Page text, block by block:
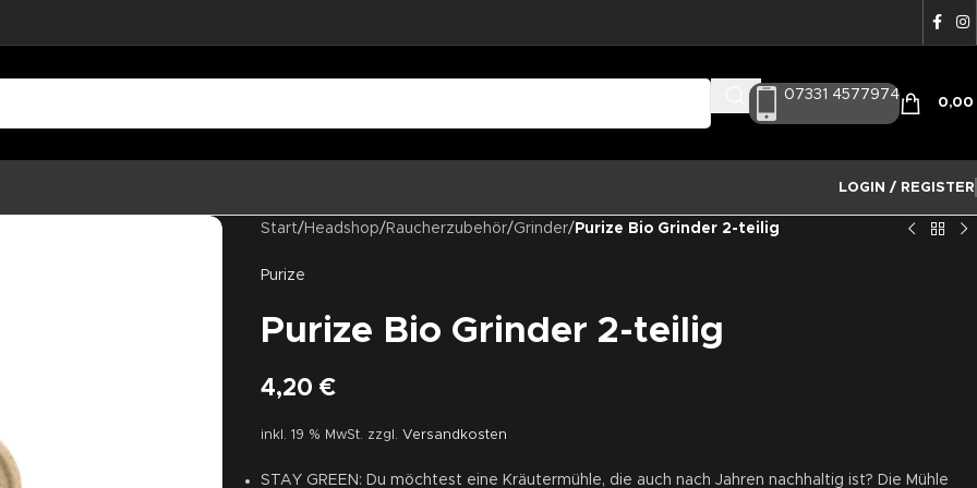
07331 4577974
0,00
LOGIN / REGISTER
Start/ Headshop/ Raucherzubehör/Grinder/ Purize Bio Grinder 2-teilig
Purize
Purize Bio Grinder 2-teilig
4,20 €
inkl. 19 % MwSt. zzgl. Versandkosten
STAY GREEN: Du möchtest eine Kräutermühle, die auch nach Jahren nachhaltig ist? Die Mühle